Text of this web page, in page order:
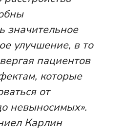
значительное
улучшение, в то
пациентов
которые
от
невыносимых».
Карлин